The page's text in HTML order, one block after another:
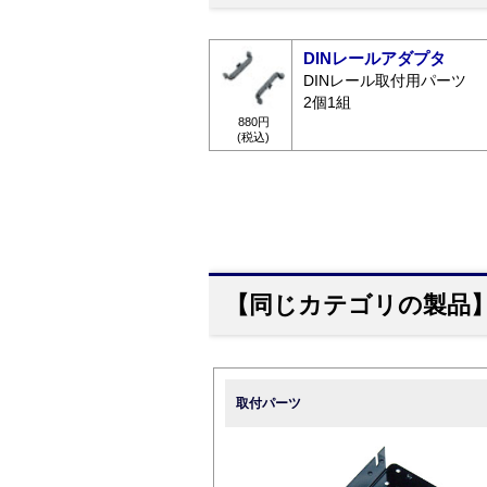
880円
(税込)
DINレールアダプタ
DINレール取付用パーツ
2個1組
【同じカテゴリの製品
取付パーツ